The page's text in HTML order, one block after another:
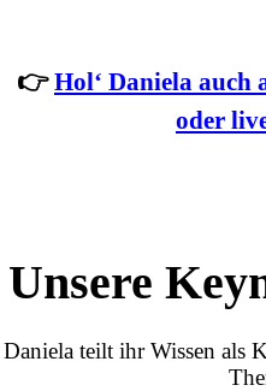
👉Hol‘ Daniela auch
oder
Unsere
Daniela teilt ihr Wissen als